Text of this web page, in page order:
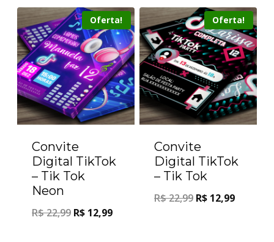
Oferta!
Convite
Digital TikTok
– Tik Tok
Neon
R$22,99 R$ 12,99
Oferta!
Convite
Digital TikTok
– Tik Tok
R$22,99 R$ 12,99